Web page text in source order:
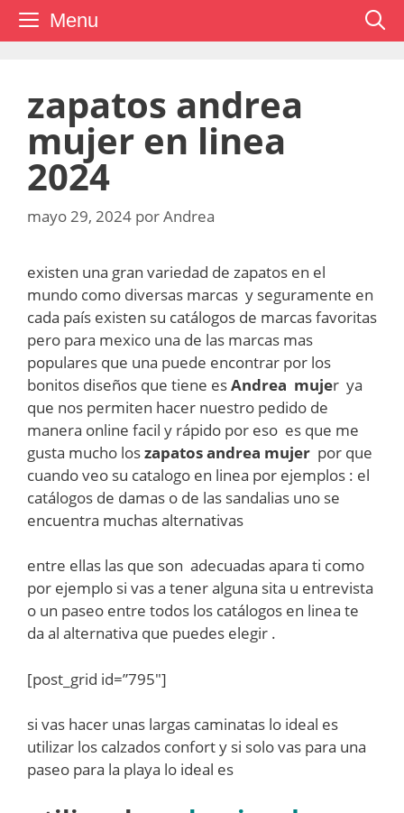
Saltar Menu
zapatos andrea
mujer en linea
2024
mayo 29, 2024 porAndrea
existen una gran variedad de zapatos en el
mundo como diversas marcas y seguramente en
cada país existen su catálogos de marcas favoritas
pero para mexico una de las marcas mas
populares que una puede encontrar por los
bonitos diseños que tiene esAndrea mujer ya
que nos permiten hacer nuestro pedido de
manera online facil y rápido por eso es que me
gusta mucho loszapatos andrea mujer por que
cuando veo su catalogo en linea por ejemplos : el
catálogos de damas o de las sandalias uno se
encuentra muchas alternativas
entre ellas las que son adecuadas apara ti como
por ejemplo si vas a tener alguna sita u entrevista
o un paseo entre todos los catálogos en linea te
da al alternativa que puedes elegir .
[post_grid id=”795″]
si vas hacer unas largas caminatas lo ideal es
utilizar los calzados confort y si solo vas para una
paseo para la playa lo ideal es